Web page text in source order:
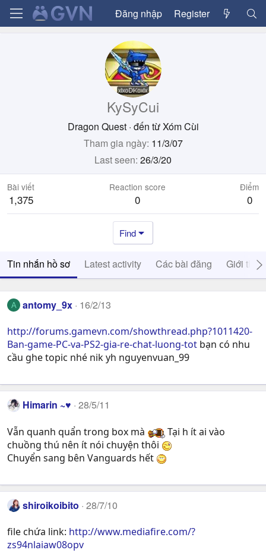
Đăng nhập Register
KySyCui
Dragon Quest · đến từXóm Cùi
Tham gia ngày 11/3/07
Last seen 26/3/20
Bài viết
1,375
Reaction score
0
Điểm
0
Find
Tin nhắn hồ sơ Latest activity Các bài đăng Giới thiệu
A antomy_9x 16/2/13
http://forums.gamevn.com/showthread.php?1011420-
Ban-game-PC-va-PS2-gia-re-chat-luong-tot bạn có nhu
cầu ghe topic nhé nik yh nguyenvuan_99
Himarin ~♥ 28/5/11
Vẫn quanh quẩn trong box mà
Tại h ít ai vào
chuồng thú nên ít nói chuyện thôi
Chuyển sang bên Vanguards hết
shiroikoibito 28/7/10
file chứa link: http://www.mediafire.com/?
zs94nlaiaw08opv